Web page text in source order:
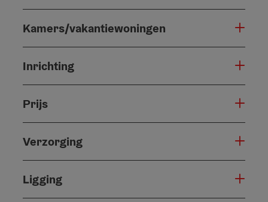
Kamers/vakantiewoningen
Inrichting
Prijs
Verzorging
Ligging